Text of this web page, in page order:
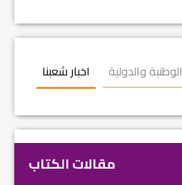
اخبار شعبنا الوطنية والدولية
مقالات الكتاب